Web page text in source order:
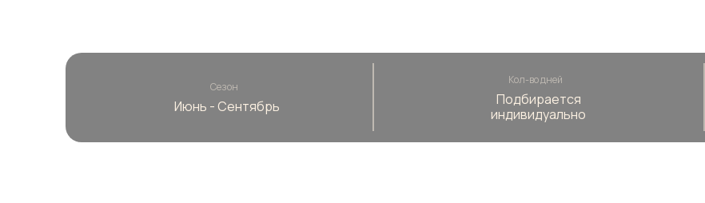
Кол-во дней
Подбирается
индивидуально
Сезон
Июнь - Сентябрь